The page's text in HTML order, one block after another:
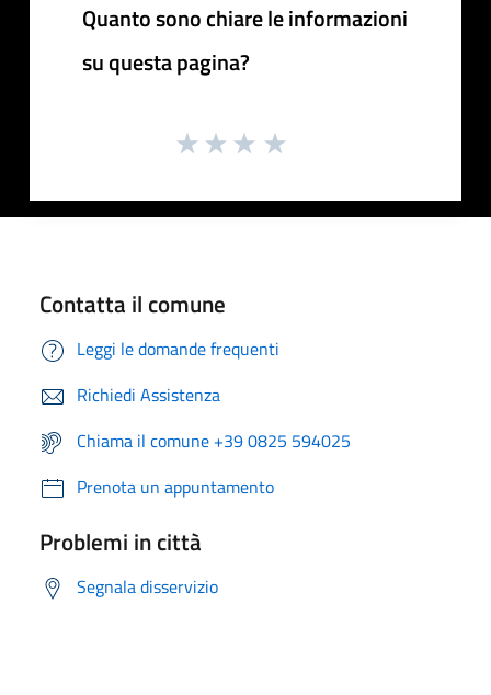
Quanto sono chiare le informazioni
su questa pagina?
Contatta il comune
Leggi le domande frequenti
Richiedi Assistenza
Chiama il comune +39 0825 594025
Prenota un appuntamento
Problemi in città
Segnala disservizio